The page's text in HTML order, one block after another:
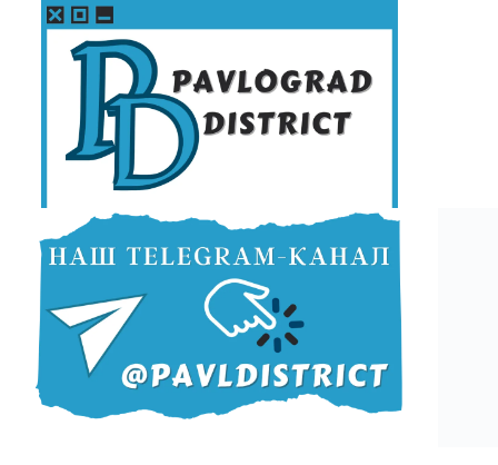
Перейти